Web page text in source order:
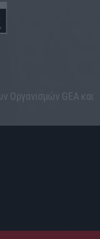
Οργανισμών GEA και